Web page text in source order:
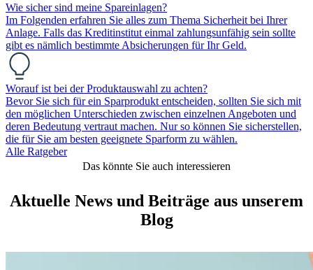
Wie sicher sind meine Spareinlagen?
Im Folgenden erfahren Sie alles zum Thema Sicherheit bei Ihrer
Anlage. Falls das Kreditinstitut einmal zahlungsunfähig sein sollte
gibt es nämlich bestimmte Absicherungen für Ihr Geld.
Worauf ist bei der Produktauswahl zu achten?
Bevor Sie sich für ein Sparprodukt entscheiden, sollten Sie sich mit
den möglichen Unterschieden zwischen einzelnen Angeboten und
deren Bedeutung vertraut machen. Nur so können Sie sicherstellen,
die für Sie am besten geeignete Sparform zu wählen.
Alle Ratgeber
Das könnte Sie auch interessieren
Aktuelle News und Beiträge aus unserem
Blog